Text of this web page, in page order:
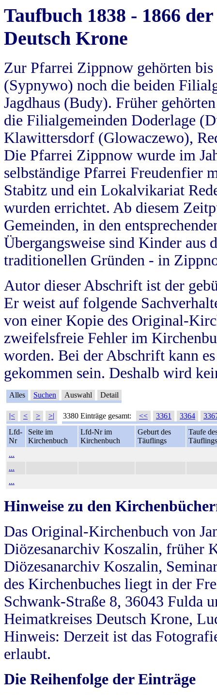
Taufbuch 1838 - 1866
Deutsch Krone
Zur Pfarrei Zippnow gehörten
(Sypnywo) noch die beiden
Jagdhaus (Budy). Früher
die Filialgemeinden Doderlage
Klawittersdorf (Glowaczewo),
Die Pfarrei Zippnow wurde im
selbständige Pfarrei Freudenfier
Stabitz und ein Lokalvikariat
wurden errichtet. Ab diesem
Gemeinden, in den
Übergangsweise sind Kinder aus
traditionellen Gründen - in
Autor dieser Abschrift ist der
Er weist auf folgende
von einer Kopie des Original-
zweifelsfreie Fehler im
worden. Bei der Abschrift kann
gekommen sein. Deshalb wird
Alles Suchen Auswahl Detail
|< < > >| 3380 Einträge gesamt: << 3361 3364
Lfd-
Nr
Seite im
Kirchenbuch
Lfd-Nr im
Kirchenbuch
Geburt des
Täuflings
Taufe
Täuflings
...
...
...
Hinweise zu den
Das Original-Kirchenbuch von
Diözesanarchiv Koszalin, früher
Diözesanarchiv Koszalin,
des Kirchenbuches liegt in der
Schwank-Straße 8, 36043 Fulda
Heimatkreises Deutsch Krone,
Hinweis: Derzeit ist das
erlaubt.
Die Reihenfolge der Einträge